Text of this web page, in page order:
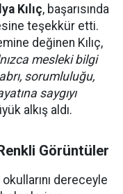
Kılıç, başarısında
teşekkür etti.
değinen Kılıç,
mesleki bilgi
sorumluluğu,
saygıyı
alkış aldı.
Görüntüler
dereceyle